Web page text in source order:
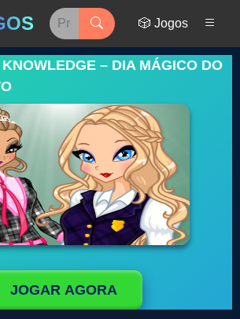
🎲 Jogos
– DIA MÁGICO DO
JOGAR AGORA